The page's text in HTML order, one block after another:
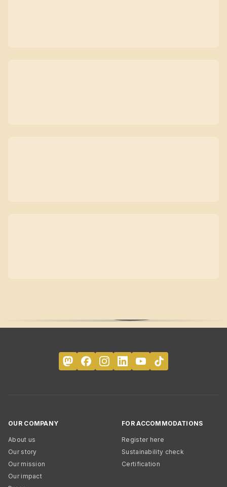
OUR COMPANY
About us
Our story
Our mission
Our impact
FOR ACCOMMODATIONS
Register here
Sustainability check
Certification